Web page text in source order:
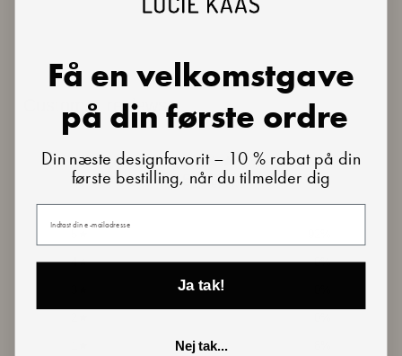
Customer reviews
4.7 / 5 13 reviews
4 0%
Få en velkomstgave
på din første ordre
Din næste designfavorit – 10 % rabat på din
første bestilling, når du tilmelder dig
Din e-mail
Ja tak!
Nej tak...